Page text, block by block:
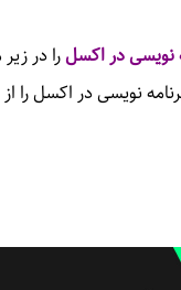
نویسی در اکسلرا در
نویسی در اکسل را از